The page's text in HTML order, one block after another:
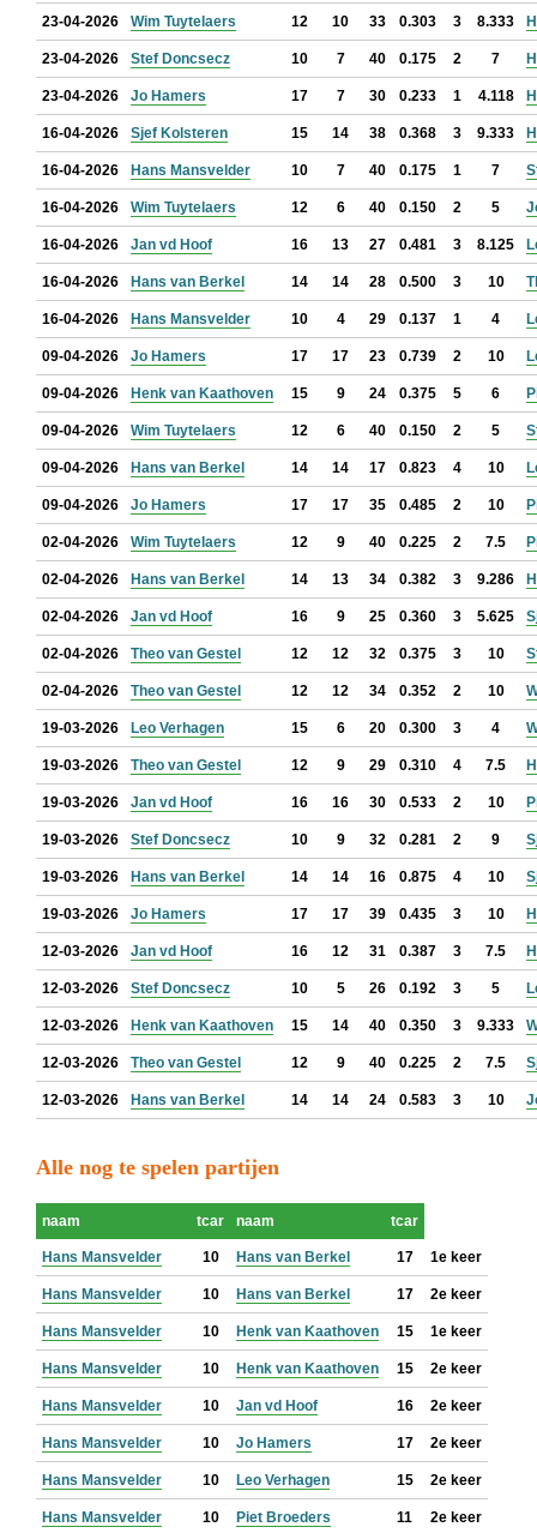
23-04-2026 Wim Tuytelaers 12 10 33 0.303 3 8.333
23-04-2026 Stef Doncsecz 10 7 40 0.175 2 7
23-04-2026 Jo Hamers 17 7 30 0.233 1 4.118
16-04-2026 Sjef Kolsteren 15 14 38 0.368 3 9.333
16-04-2026 Hans Mansvelder 10 7 40 0.175 1 7
16-04-2026 Wim Tuytelaers 12 6 40 0.150 2 5
16-04-2026 Jan vd Hoof 16 13 27 0.481 3 8.125
16-04-2026 Hans van Berkel 14 14 28 0.500 3 10
16-04-2026 Hans Mansvelder 10 4 29 0.137 1 4
09-04-2026 Jo Hamers 17 17 23 0.739 2 10
09-04-2026 Henk van Kaathoven 15 9 24 0.375 5 6
09-04-2026 Wim Tuytelaers 12 6 40 0.150 2 5
09-04-2026 Hans van Berkel 14 14 17 0.823 4 10
09-04-2026 Jo Hamers 17 17 35 0.485 2 10
02-04-2026 Wim Tuytelaers 12 9 40 0.225 2 7.5
02-04-2026 Hans van Berkel 14 13 34 0.382 3 9.286
02-04-2026 Jan vd Hoof 16 9 25 0.360 3 5.625
02-04-2026 Theo van Gestel 12 12 32 0.375 3 10
02-04-2026 Theo van Gestel 12 12 34 0.352 2 10
19-03-2026 Leo Verhagen 15 6 20 0.300 3 4
19-03-2026 Theo van Gestel 12 9 29 0.310 4 7.5
19-03-2026 Jan vd Hoof 16 16 30 0.533 2 10
19-03-2026 Stef Doncsecz 10 9 32 0.281 2 9
19-03-2026 Hans van Berkel 14 14 16 0.875 4 10
19-03-2026 Jo Hamers 17 17 39 0.435 3 10
12-03-2026 Jan vd Hoof 16 12 31 0.387 3 7.5
12-03-2026 Stef Doncsecz 10 5 26 0.192 3 5
12-03-2026 Henk van Kaathoven 15 14 40 0.350 3 9.333
12-03-2026 Theo van Gestel 12 9 40 0.225 2 7.5
12-03-2026 Hans van Berkel 14 14 24 0.583 3 10
Alle nog te spelen partijen
naam tcar naam tcar
Hans Mansvelder 10 Hans van Berkel 17 1e keer
Hans Mansvelder 10 Hans van Berkel 17 2e keer
Hans Mansvelder 10 Henk van Kaathoven 15 1e keer
Hans Mansvelder 10 Henk van Kaathoven 15 2e keer
Hans Mansvelder 10 Jan vd Hoof 16 2e keer
Hans Mansvelder 10 Jo Hamers 17 2e keer
Hans Mansvelder 10 Leo Verhagen 15 2e keer
Hans Mansvelder 10 Piet Broeders 11 2e keer